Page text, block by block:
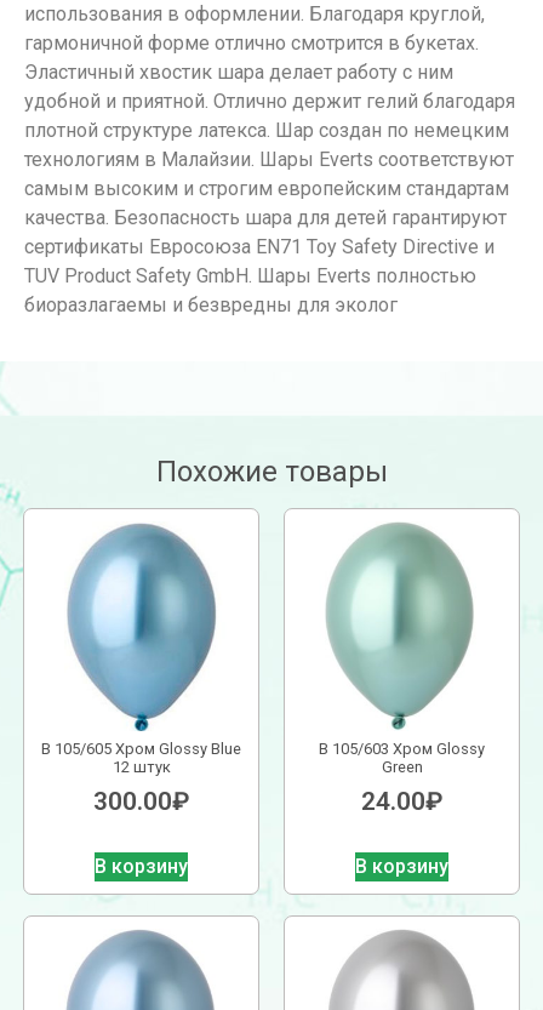
использования в оформлении. Благодаря круглой,
гармоничной форме отлично смотрится в букетах.
Эластичный хвостик шара делает работу с ним
удобной и приятной. Отлично держит гелий благодаря
плотной структуре латекса. Шар создан по немецким
технологиям в Малайзии. Шары Everts соответствуют
самым высоким и строгим европейским стандартам
качества. Безопасность шара для детей гарантируют
сертификаты Евросоюза EN71 Toy Safety Directive и
TUV Product Safety GmbH. Шары Everts полностью
биоразлагаемы и безвредны для эколог
Похожие товары
В 105/605 Хром Glossy Blue
12 штук
300.00₽
В корзину
В 105/603 Хром Glossy
Green
24.00₽
В корзину